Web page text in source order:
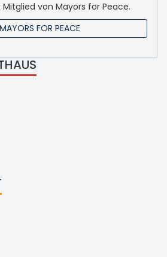
von Mayors for Peace.
MAYORS FOR PEACE